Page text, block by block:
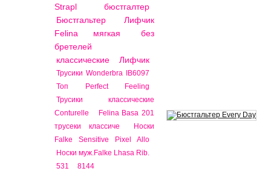
Strapl
бюстгалтер
Бюстгальтер Лифчик
Felina мягкая
без
бретелей
классические
Лифчик
Трусики Wonderbra IB6097
Топ Perfect Feeling
Трусики классические
Conturelle
Felina Basa 201
трусеки классиче
Носки
Falke Sensitive Pixel Allo
Носки муж.Falke Lhasa Rib.
531
8144